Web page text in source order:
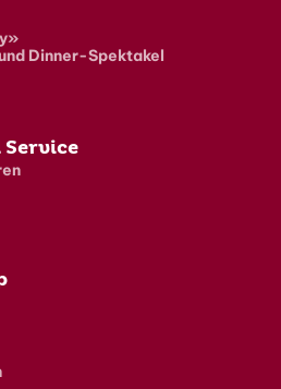
Dinner-Spektakel